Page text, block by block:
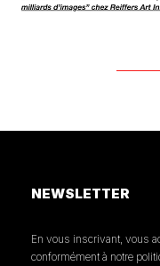
NEWSLETTER
En vous inscrivant, vous
conformément à notre